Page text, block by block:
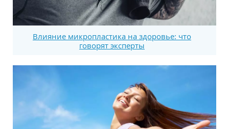
Влияние микропластика на здоровье: что
говорят эксперты